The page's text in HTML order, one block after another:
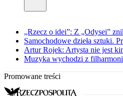
„Rzecz o idei”: Z „Odysei”
Samochodowe dzieła sztuki.
Artur Rojek: Artysta nie jest
Muzyka wychodzi z
Promowane treści